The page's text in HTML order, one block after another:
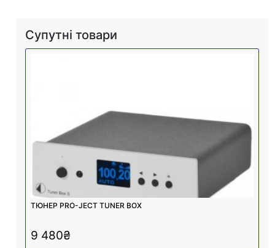
Супутні товари
ТЮНЕР PRO-JECT TUNER BOX
9 480₴